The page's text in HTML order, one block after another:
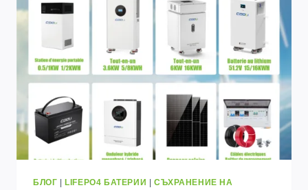
ЕНЕРГИЯ
КИНШАСА:
НАМЕРЕТЕ
НАЙ-
ДОБРАТА
ЦЕНА
ЕДРО
2026
БЛОГ LIFEPO4 БАТЕРИИ
СЪХРАНЕНИЕ НА